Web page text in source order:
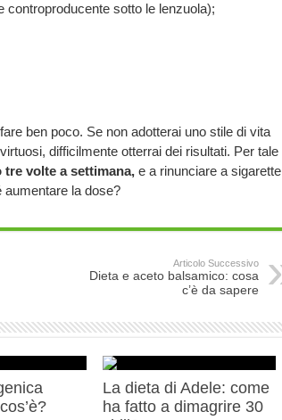
controproducente sotto le lenzuola);
ben poco. Se non adotterai uno stile di vita
difficilmente otterrai dei risultati. Per tale
volte a settimana, e a rinunciare a sigarette
aumentare la dose?
Articolo Successivo
Dieta e aceto balsamico: cosa
c’è da sapere
La dieta di Adele: come
ha fatto a dimagrire 30